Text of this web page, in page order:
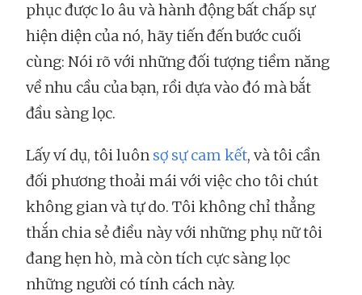
phục được lo âu và hành động bất chấp sự
hiện diện của nó, hãy tiến đến bước cuối
cùng: Nói rõ với những đối tượng tiềm năng
về nhu cầu của bạn, rồi dựa vào đó mà bắt
đầu sàng lọc.
Lấy ví dụ, tôi luôn sợ sự cam kết, và tôi cần
đối phương thoải mái với việc cho tôi chút
không gian và tự do. Tôi không chỉ thẳng
thắn chia sẻ điều này với những phụ nữ tôi
đang hẹn hò, mà còn tích cực sàng lọc
những người có tính cách này.